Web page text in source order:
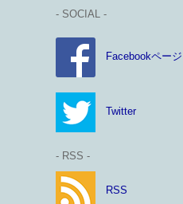
- SOCIAL -
Facebookページ
Twitter
- RSS -
RSS